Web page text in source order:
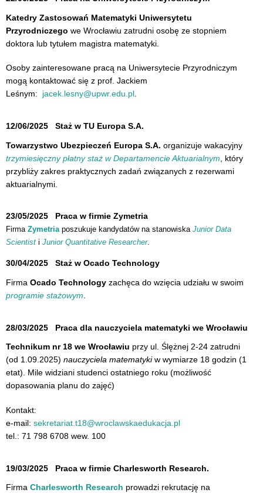
Katedry Zastosowań Matematyki Uniwersytetu
Przyrodniczego we Wrocławiu zatrudni osobę ze stopniem
doktora lub tytułem magistra matematyki.
Osoby zainteresowane pracą na Uniwersytecie Przyrodniczym
mogą kontaktować się z prof. Jackiem
Leśnym: jacek.lesny@upwr.edu.pl
12/06/2025 Staż w TU Europa S.A.
Towarzystwo Ubezpieczeń Europa S.A. organizuje wakacyjny
trzymiesięczny płatny staż w Departamencie Aktuarialnym , który
przybliży zakres praktycznych zadań związanych z rezerwami
aktuarialnymi.
23/05/2025 Praca w firmie Zymetria
Firma Zymetriaposzukuje kandydatów na stanowiska Junior Data
Scientist i Junior Quantitative Researcher.
30/04/2025 Staż w Ocado Technology
Firma Ocado Technology zachęca do wzięcia udziału w swoim
programie stażowym
28/03/2025 Praca dla nauczyciela matematyki we Wrocławiu
Technikum nr 18 we Wrocławiu przy ul. Ślężnej 2-24 zatrudni
(od 1.09.2025) nauczyciela matematykiw wymiarze 18 godzin (1
etat). Mile widziani studenci ostatniego roku (możliwość
dopasowania planu do zajęć)
Kontakt:
e-mail: sekretariat.t18@wroclawskaedukacja.pl
tel.: 71 798 6708 wew. 100
19/03/2025 Praca w firmie Charlesworth Research.
Firma Charlesworth Research prowadzi rekrutację na